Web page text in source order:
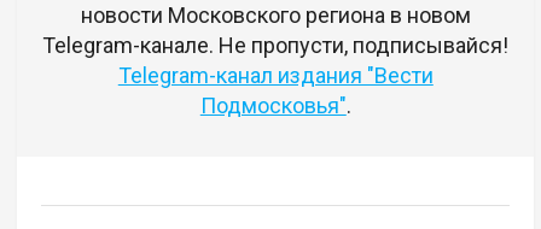
новости Московского региона в новом
Telegram-канале. Не пропусти, подписывайся!
Telegram-канал издания "Вести
Подмосковья".